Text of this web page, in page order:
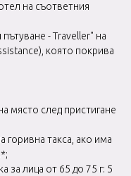
на съответния
- Traveller" на
която покрива
място след пристигане
горивна такса, ако има
за лица от 65 до 75 г: 5